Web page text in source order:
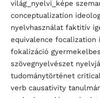
világ_nyelvi_képe
conceptualization
nyelvhasználat faktitív
equivalence focalization
fokalizáció
szövegnyelvészet
tudománytörténet
verb causativity